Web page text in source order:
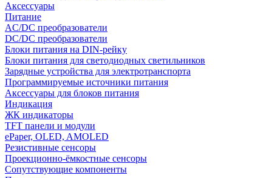
Аксессуары
Питание
AC/DC преобразователи
DC/DC преобразователи
Блоки питания на DIN-рейку
Блоки питания для светодиодных светильников
Зарядные устройства для электротранспорта
Программируемые источники питания
Аксессуары для блоков питания
Индикация
ЖК индикаторы
TFT панели и модули
ePaper, OLED, AMOLED
Резистивные сенсоры
Проекционно-ёмкостные сенсоры
Сопутствующие компоненты